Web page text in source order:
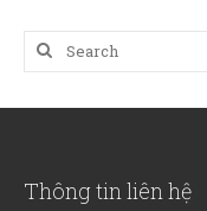
Search
for:
Thông tin liên hệ